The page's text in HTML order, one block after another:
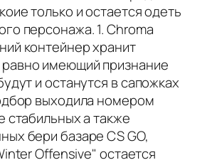
только и остается одеть
персонажа. 1. Chroma
контейнер хранит
имеющий признание
и останутся в сапожках
выходила номером
стабильных а также
бери базаре CS GO,
Offensive" остается